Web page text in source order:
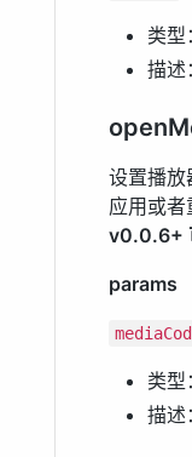
类型
描述
设置播放
应用或
v0.0.6+
params
类型
描述